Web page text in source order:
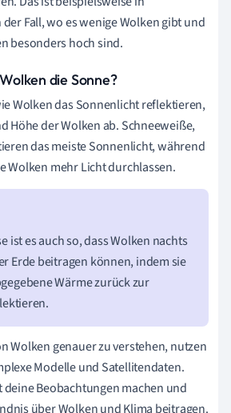
Fall, wo es wenige Wolken gibt und
besonders hoch sind.
die Sonne?
Wolken das Sonnenlicht reflektieren,
Höhe der Wolken ab. Schneeweiße,
das meiste Sonnenlicht, während
Wolken mehr Licht durchlassen.
ist es auch so, dass Wolken nachts
Erde beitragen können, indem sie
Wärme zurück zur
Wolken genauer zu verstehen, nutzen
Modelle und Satellitendaten.
Beobachtungen machen und
über Wolken und Klima beitragen.